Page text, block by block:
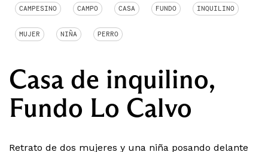
CAMPESINO CAMPO CASA FUNDO INQUILINO
MUJER NIÑA PERRO
Casa de inquilino,
Fundo Lo Calvo
Retrato de dos mujeres y una niña posando delante